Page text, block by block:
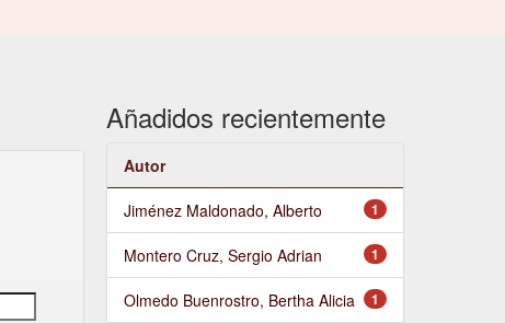
Añadidos recientemente
Autor
1
Jiménez Maldonado, Alberto
1
Montero Cruz, Sergio Adrian
1
Olmedo Buenrostro, Bertha Alicia